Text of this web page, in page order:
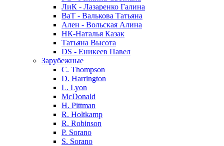
ЛиК - Лазаренко Галина
ВаТ - Валькова Татьяна
Ален - Вольская Алина
НК-Наталья Казак
Татьяна Высота
DS - Еникеев Павел
Зарубежные
C. Thompson
D. Harrington
L. Lyon
McDonald
H. Pittman
R. Holtkamp
R. Robinson
P. Sorano
S. Sorano